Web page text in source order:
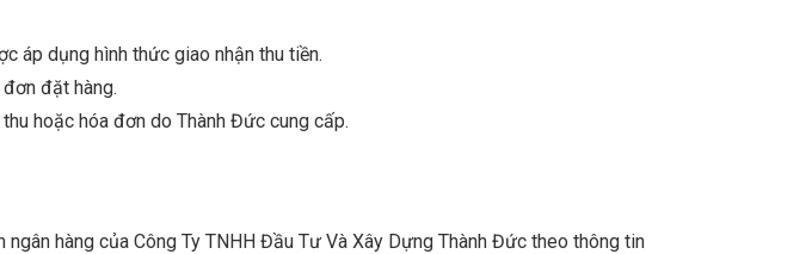
áp dụng hình thức giao nhận thu tiền.
đặt hàng.
hoặc hóa đơn do Thành Đức cung cấp.
hàng của Công Ty TNHH Đầu Tư Và Xây Dựng Thành Đức theo thông tin